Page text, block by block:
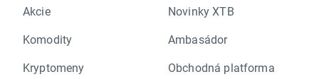
Akcie
Komodity
Kryptomeny
Novinky XTB
Ambasádor
Obchodná platforma